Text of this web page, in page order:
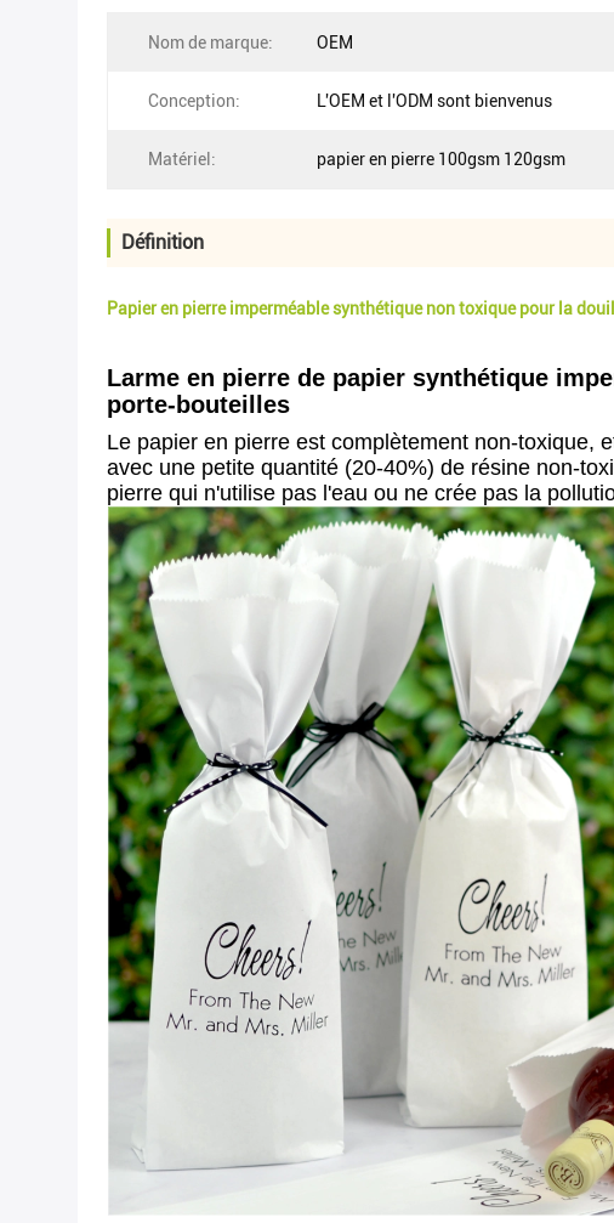
Nom de marque: OEM
Conception: L'OEM et l'ODM sont bienvenus
Matériel: papier en pierre 100gsm 120gsm
Définition
Papier en pierre imperméable synthétique non toxique pour la
Larme en pierre de papier synthétique
porte-bouteilles
Le papier en pierre est complètement non-toxique,
avec une petite quantité (20-40%) de résine non-
pierre qui n'utilise pas l'eau ou ne crée pas la